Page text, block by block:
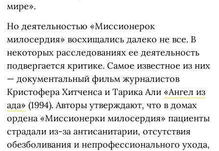
мире».
Но деятельностью «Миссионерок
милосердия» восхищались далеко не все. В
некоторых расследованиях ее деятельность
подвергается критике. Самое известное из них
— документальный фильм журналистов
Кристофера Хитченса и Тарика Али «Ангел из
ада» (1994). Авторы утверждают, что в домах
ордена «Миссионерки милосердия» пациенты
страдали из-за антисанитарии, отсутствия
обезболивания и непрофессионального ухода,